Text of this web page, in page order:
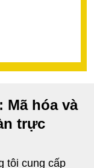
Mã hóa và
trực
tôi cung cấp